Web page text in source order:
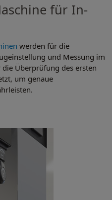
für In-
werden für die
und Messung im
Überprüfung des ersten
um genaue